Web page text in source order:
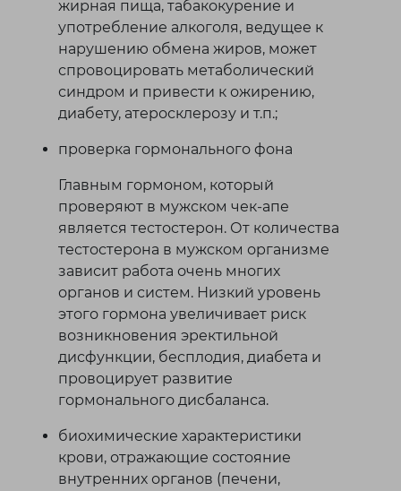
жирная пища, табакокурение и
употребление алкоголя, ведущее к
нарушению обмена жиров, может
спровоцировать метаболический
синдром и привести к ожирению,
диабету, атеросклерозу и т.п.;
проверка гормонального фона
Главным гормоном, который
проверяют в мужском чек-апе
является тестостерон. От количества
тестостерона в мужском организме
зависит работа очень многих
органов и систем. Низкий уровень
этого гормона увеличивает риск
возникновения эректильной
дисфункции, бесплодия, диабета и
провоцирует развитие
гормонального дисбаланса.
биохимические характеристики
крови, отражающие состояние
внутренних органов (печени,